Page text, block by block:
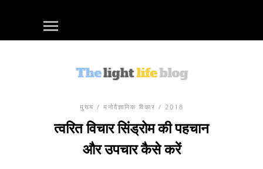
मुख्य / मनोवैज्ञानिक विकार / 2018
त्वरित विचार सिंड्रोम की पहचान
और उपचार कैसे करें